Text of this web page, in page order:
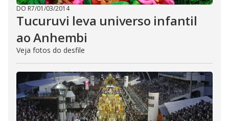
DO R7/01/03/2014
Tucuruvi leva universo infantil
ao Anhembi
Veja fotos do desfile